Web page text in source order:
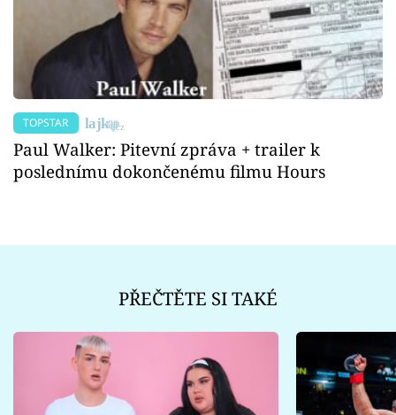
TOPSTAR
Paul Walker: Pitevní zpráva + trailer k
poslednímu dokončenému filmu Hours
PŘEČTĚTE SI TAKÉ